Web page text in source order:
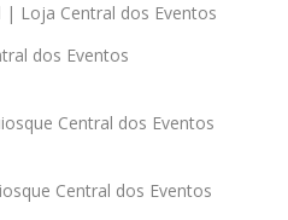
| Loja Central dos Eventos
dos Eventos
Central dos Eventos
Central dos Eventos